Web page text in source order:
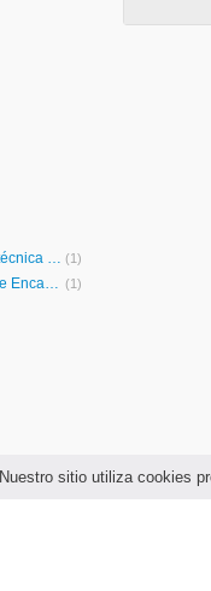
Nuestro sitio utiliza cookies
UPAP - Universidad Politécnica y Artística del Paraguay (1)
Universidad Autónoma de Encarnación (1)